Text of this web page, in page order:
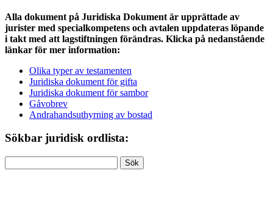
Alla dokument på Juridiska Dokument är upprättade av
jurister med specialkompetens och avtalen uppdateras löpande
i takt med att lagstiftningen förändras. Klicka på nedanstående
länkar för mer information:
Olika typer av testamenten
Juridiska dokument för gifta
Juridiska dokument för sambor
Gåvobrev
Andrahandsuthyrning av bostad
Sökbar juridisk ordlista:
efter: